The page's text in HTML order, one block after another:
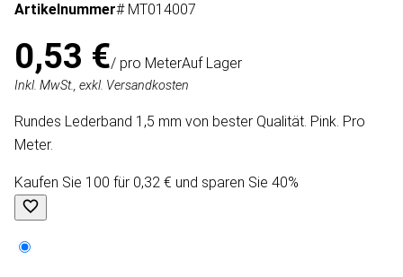
Artikelnummer# MT014007
0,53 €/ pro MeterAuf Lager
Inkl. MwSt., exkl. Versandkosten
Rundes Lederband 1,5 mm von bester Qualität. Pink. Pro
Meter.
Kaufen Sie 100 für 0,32 € und sparen Sie 40%